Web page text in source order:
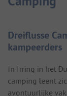
Dreiflusse
kampeerders
In Irring in het
camping leent
avontuurlijke